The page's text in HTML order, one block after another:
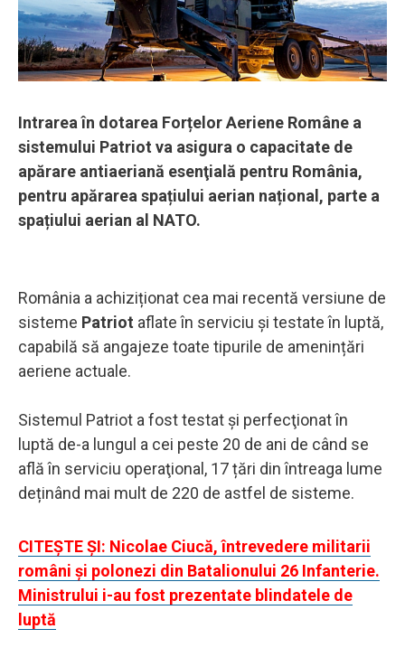
Intrarea în dotarea Forțelor Aeriene Române a
sistemului Patriot va asigura o capacitate de
apărare antiaeriană esenţială pentru România,
pentru apărarea spațiului aerian național, parte a
spațiului aerian al NATO.
România a achiziționat cea mai recentă versiune de
sisteme Patriot aflate în serviciu şi testate în luptă,
capabilă să angajeze toate tipurile de amenințări
aeriene actuale.
Sistemul Patriot a fost testat și perfecţionat în
luptă de-a lungul a cei peste 20 de ani de când se
află în serviciu operaţional, 17 țări din întreaga lume
deținând mai mult de 220 de astfel de sisteme.
CITEȘTE ȘI: Nicolae Ciucă, întrevedere militarii
români și polonezi din Batalionului 26 Infanterie.
Ministrului i-au fost prezentate blindatele de
luptă